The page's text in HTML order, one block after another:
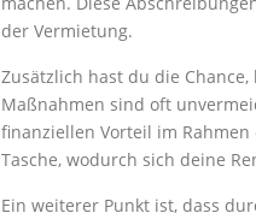
der Vermietung.
Zusätzlich hast du die
Maßnahmen sind oft
finanziellen Vorteil im
Tasche, wodurch sich deine
Ein weiterer Punkt ist, dass